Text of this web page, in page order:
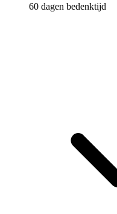
60 dagen bedenktijd